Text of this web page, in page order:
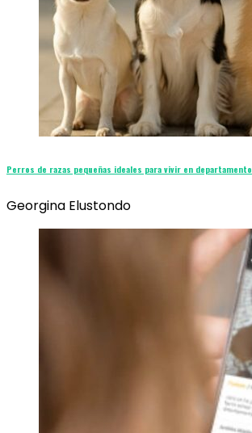
Perros de razas pequeñas ideales para vivir en departamento
Georgina Elustondo